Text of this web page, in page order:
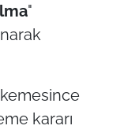
"
kararı